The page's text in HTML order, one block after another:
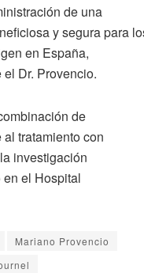
de una
y segura para
en España,
Dr. Provencio.
de
tratamiento con
investigación
el Hospital
Mariano Provencio